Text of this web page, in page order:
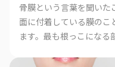
骨膜という言葉を聞いた
面に付着している膜のこ
ます。最も根っこになる